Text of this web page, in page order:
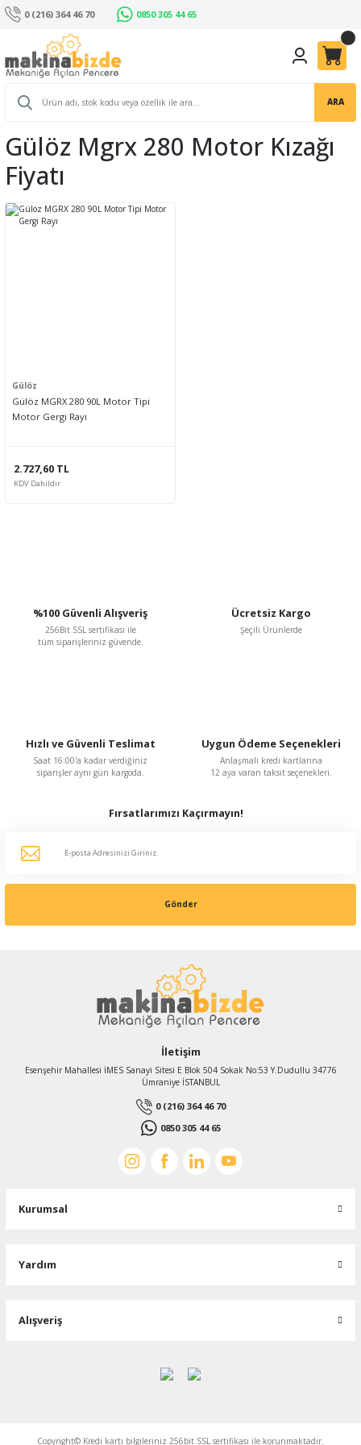
0 (216) 364 46 70 0850 305 44 65
ARA
Gülöz Mgrx 280 Motor Kızağı
Fiyatı
Gülöz
Gülöz MGRX 280 90L Motor Tipi
Motor Gergi Rayı
2.727,60 TL
KDV Dahildir
%100 Güvenli Alışveriş
256Bit SSL sertifikası ile
tüm siparişleriniz güvende.
Ücretsiz Kargo
Şeçili Ürünlerde
Hızlı ve Güvenli Teslimat
Saat 16:00'a kadar verdiğiniz
siparişler aynı gün kargoda.
Uygun Ödeme Seçenekleri
Anlaşmalı kredi kartlarına
12 aya varan taksit seçenekleri.
Fırsatlarımızı Kaçırmayın!
Gönder
İletişim
Esenşehir Mahallesi İMES Sanayi Sitesi E Blok 504 Sokak No:53 Y.Dudullu 34776
Ümraniye İSTANBUL
0 (216) 364 46 70
0850 305 44 65
Kurumsal
Yardım
Alışveriş
Copyright© Kredi kartı bilgileriniz 256bit SSL sertifikası ile korunmaktadır.